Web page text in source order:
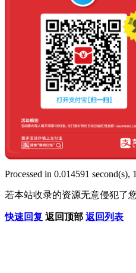
Processed in 0.014591
若本站收录的资源无意侵犯了
快速回复 返回顶部 返回列表